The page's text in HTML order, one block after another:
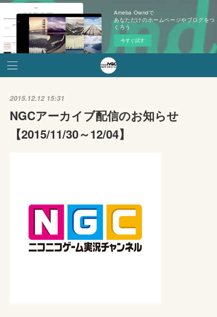
Ameba Owndで
あなただけのホームページやブログをつ
くろう
今すぐ試す
2015.12.12 15:31
NGCアーカイブ配信のお知らせ
【2015/11/30～12/04】